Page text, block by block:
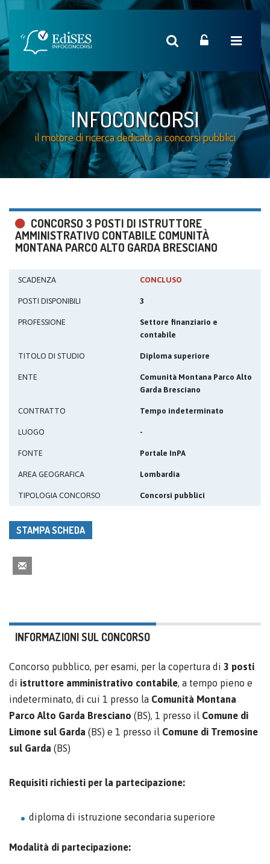
INFOCONCORSI
il motore di ricerca dedicato ai concorsi pubblici
CONCORSO 3 POSTI DI ISTRUTTORE
AMMINISTRATIVO CONTABILE COMUNITÀ
MONTANA PARCO ALTO GARDA BRESCIANO
SCADENZA CONCLUSO
POSTI DISPONIBILI 3
PROFESSIONE
Settore finanziario e
contabile
TITOLO DI STUDIO Diploma superiore
ENTE
Comunità Montana Parco Alto
Garda Bresciano
CONTRATTO Tempo indeterminato
LUOGO -
FONTE Portale InPA
AREA GEOGRAFICA Lombardia
TIPOLOGIA CONCORSO Concorsi pubblici
STAMPA SCHEDA
INFORMAZIONI SUL CONCORSO
Concorso pubblico, per esami, per la copertura di 3 posti
di istruttore amministrativo contabile, a tempo pieno e
indeterminato, di cui 1 presso la Comunità Montana
Parco Alto Garda Bresciano (BS), 1 presso il Comune di
Limone sul Garda (BS) e 1 presso il Comune di Tremosine
sul Garda (BS)
Requisiti richiesti per la partecipazione:
diploma di istruzione secondaria superiore
Modalità di partecipazione: